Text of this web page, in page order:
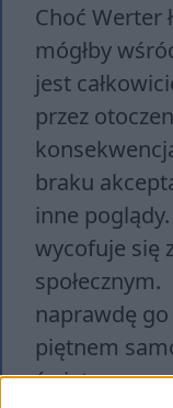
Choć Werter
mógłby
jest
przez
braku
inne
wycofuje się
naprawdę
piętnem
świat.